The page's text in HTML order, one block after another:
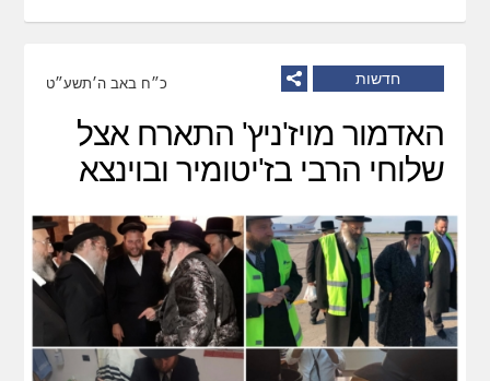
חדשות כ״ח באב ה׳תשע״ט
האדמור מויז'ניץ' התארח אצל
שלוחי הרבי בז'יטומיר ובוינצא